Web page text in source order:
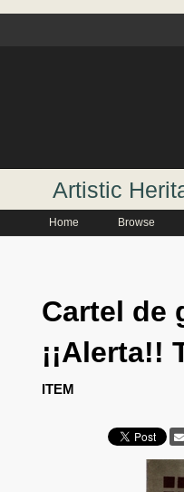
Artistic
Home Browse
Cartel de
¡¡Alerta!!
ITEM